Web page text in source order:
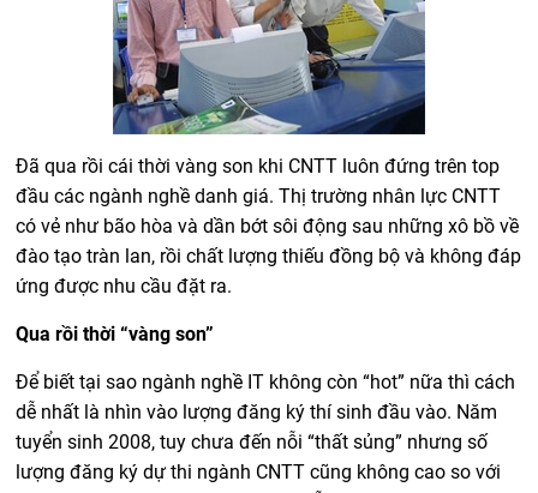
Đã qua rồi cái thời vàng son khi CNTT luôn đứng trên top
đầu các ngành nghề danh giá. Thị trường nhân lực CNTT
có vẻ như bão hòa và dần bớt sôi động sau những xô bồ về
đào tạo tràn lan, rồi chất lượng thiếu đồng bộ và không đáp
ứng được nhu cầu đặt ra.
Qua rồi thời “vàng son”
Để biết tại sao ngành nghề IT không còn “hot” nữa thì cách
dễ nhất là nhìn vào lượng đăng ký thí sinh đầu vào. Năm
tuyển sinh 2008, tuy chưa đến nỗi “thất sủng” nhưng số
lượng đăng ký dự thi ngành CNTT cũng không cao so với